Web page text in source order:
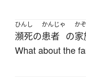
ひんし
瀕死の
かんじゃ
患者 の
か
家
What about the